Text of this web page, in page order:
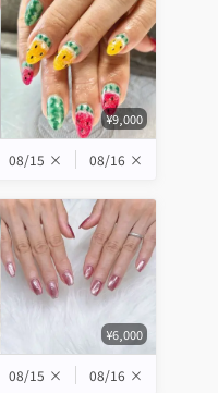
¥9,000
08/15 × 08/16 ×
¥6,000
08/15 × 08/16 ×